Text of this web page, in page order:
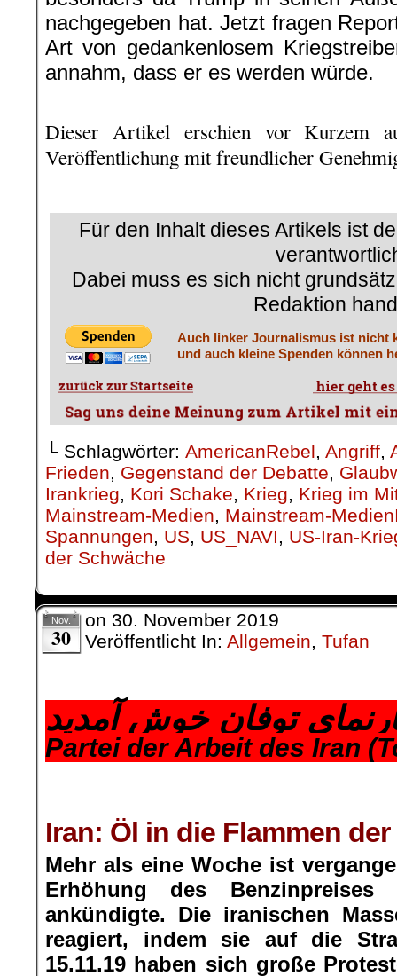
nachgegeben hat. Jetzt fragen
Art von gedankenlosem
annahm, dass er es werden würde.
Dieser Artikel erschien vor Kurzem
Veröffentlichung mit freundlicher
Für den Inhalt dieses Artikels ist
Dabei muss es sich nicht
Redaktion
Auch linker Journalismus ist nicht
und auch kleine Spenden können
└ Schlagwörter: AmericanRebel Angriff
Frieden
Gegenstand der Debatte
Irankrieg
Kori Schake Krieg
Krieg im
Mainstream-Medien
Mainstream-
Spannungen
US US_NAVI
US-Iran-
der Schwäche
Nov.
30
on 30. November 2019
Veröffentlicht In: Allgemein Tufan
توفان خوش آمدید
Partei der Arbeit des Iran
Iran: Öl in die Flammen
Mehr als eine Woche ist
Erhöhung des
ankündigte. Die iranischen
reagiert, indem sie auf die
15.11.19 haben sich große